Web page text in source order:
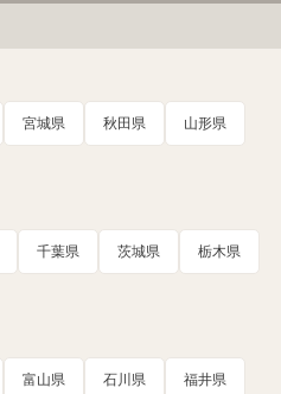
宮城県 秋田県 山形県
千葉県 茨城県 栃木県
富山県 石川県 福井県